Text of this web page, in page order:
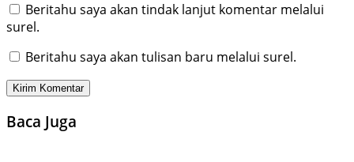
Beritahu saya akan tindak lanjut komentar melalui
surel.
Beritahu saya akan tulisan baru melalui surel.
Baca Juga